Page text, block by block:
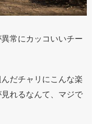
常にカッコいいチー
だチャリにこんな楽
れるなんて、マジで